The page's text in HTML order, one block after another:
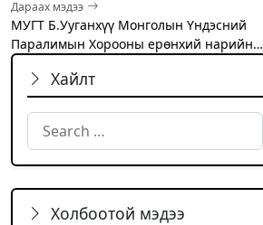
Дараах мэдээ
МУГТ Б.Ууганхүү Монголын Үндэсний
Паралимын Хорооны ерөнхий нарийн…
Хайлт
Search for:
Холбоотой мэдээ